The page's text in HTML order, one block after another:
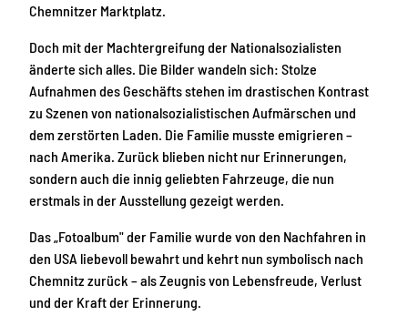
Chemnitzer Marktplatz.
Doch mit der Machtergreifung der Nationalsozialisten
änderte sich alles. Die Bilder wandeln sich: Stolze
Aufnahmen des Geschäfts stehen im drastischen Kontrast
zu Szenen von nationalsozialistischen Aufmärschen und
dem zerstörten Laden. Die Familie musste emigrieren –
nach Amerika. Zurück blieben nicht nur Erinnerungen,
sondern auch die innig geliebten Fahrzeuge, die nun
erstmals in der Ausstellung gezeigt werden.
Das „Fotoalbum" der Familie wurde von den Nachfahren in
den USA liebevoll bewahrt und kehrt nun symbolisch nach
Chemnitz zurück – als Zeugnis von Lebensfreude, Verlust
und der Kraft der Erinnerung.